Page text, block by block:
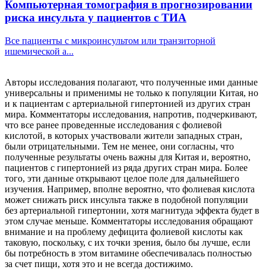
Компьютерная томография в прогнозировании
риска инсульта у пациентов с ТИА
Все пациенты с микроинсультом или транзиторной
ишемической а...
Авторы исследования полагают, что полученные ими данные
универсальны и применимы не только к популяции Китая, но
и к пациентам с артериальной гипертонией из других стран
мира. Комментаторы исследования, напротив, подчеркивают,
что все ранее проведенные исследования с фолиевой
кислотой, в которых участвовали жители западных стран,
были отрицательными. Тем не менее, они согласны, что
полученные результаты очень важны для Китая и, вероятно,
пациентов с гипертонией из ряда других стран мира. Более
того, эти данные открывают целое поле для дальнейшего
изучения. Например, вполне вероятно, что фолиевая кислота
может снижать риск инсульта также в подобной популяции
без артериальной гипертонии, хотя магнитуда эффекта будет в
этом случае меньше. Комментаторы исследования обращают
внимание и на проблему дефицита фолиевой кислоты как
таковую, поскольку, с их точки зрения, было бы лучше, если
бы потребность в этом витамине обеспечивалась полностью
за счет пищи, хотя это и не всегда достижимо.